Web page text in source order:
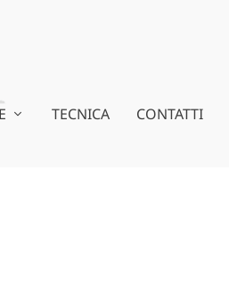
TECNICA CONTATTI